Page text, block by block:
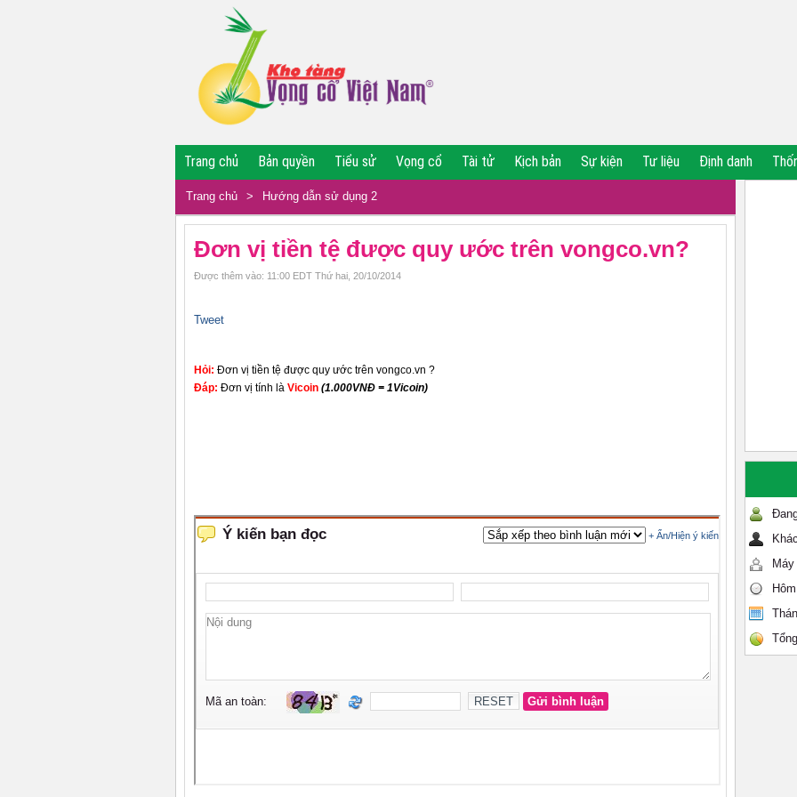
Trang chủ Bản quyền Tiểu sử Vọng cổ Tài tử Kịch bản Sự kiện Tư liệu Định danh
Trang chủ > Hướng dẫn sử dụng 2
Đơn vị tiền tệ được quy ước trên vongco.vn?
Được thêm vào: 11:00 EDT Thứ hai, 20/10/2014
Tweet
Hỏi: Đơn vị tiền tệ được quy ước trên vongco.vn ?
Đáp: Đơn vị tính là Vicoin (1.000VNĐ = 1Vicoin)